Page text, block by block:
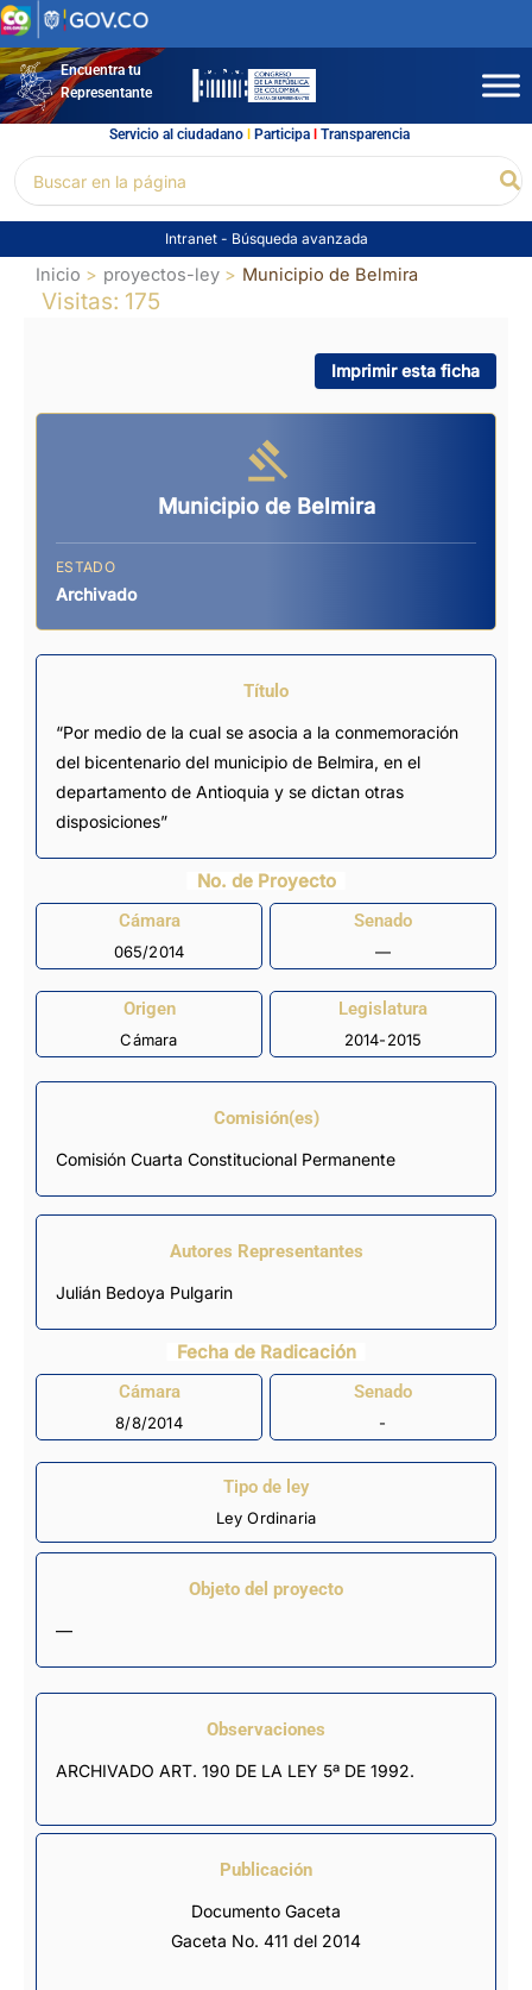
Ir
al
contenidoEncuentra tu
Representante
Servicio al ciudadano l Participal Transparencia
por:
Intranet - Búsqueda avanzada
Inicio proyectos-ley Municipio de Belmira
Visitas: 175
Imprimir esta ficha
Municipio de Belmira
ESTADO
Archivado
Título
“Por medio de la cual se asocia a la conmemoración
del bicentenario del municipio de Belmira, en el
departamento de Antioquia y se dictan otras
disposiciones”
No. de Proyecto
Cámara
065/2014
Senado
—
Origen
Cámara
Legislatura
2014-2015
Comisión(es)
Comisión Cuarta Constitucional Permanente
Autores Representantes
Julián Bedoya Pulgarin
Fecha de Radicación
Cámara
8/8/2014
Senado
-
Tipo de ley
Ley Ordinaria
Objeto del proyecto
—
Observaciones
ARCHIVADO ART. 190 DE LA LEY 5ª DE 1992.
Publicación
Documento Gaceta
Gaceta No. 411 del 2014